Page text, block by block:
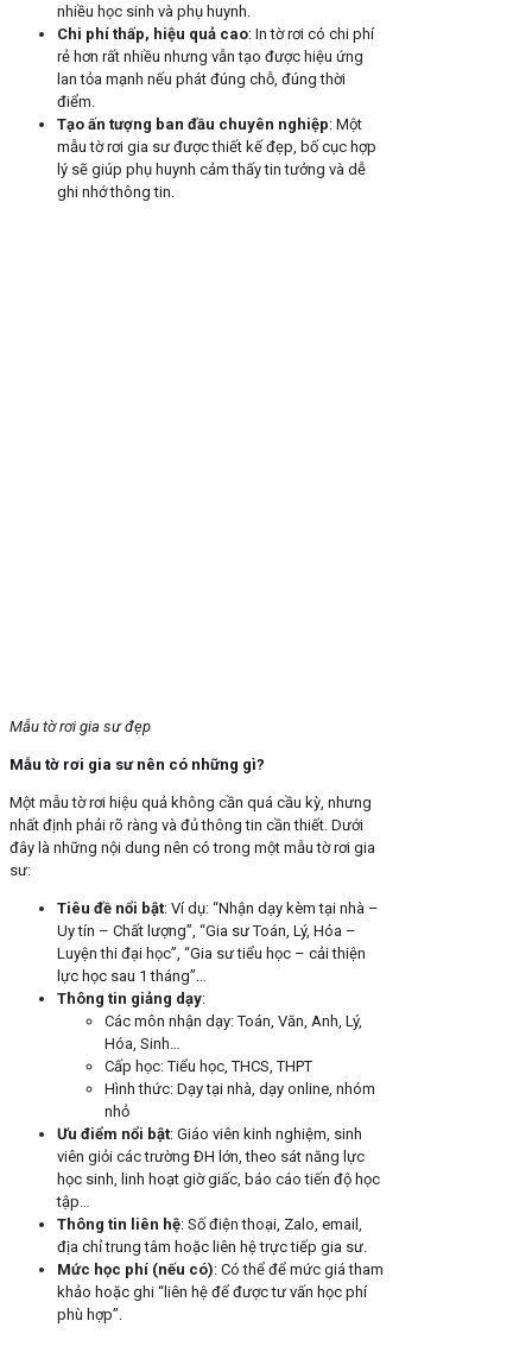
nhiều học sinh và phụ huynh.
Chi phí thấp, hiệu quả cao: In tờ rơi có chi phí
rẻ hơn rất nhiều nhưng vẫn tạo được hiệu ứng
lan tỏa mạnh nếu phát đúng chỗ, đúng thời
điểm.
Tạo ấn tượng ban đầu chuyên nghiệp: Một
mẫu tờ rơi gia sư được thiết kế đẹp, bố cục hợp
lý sẽ giúp phụ huynh cảm thấy tin tưởng và dễ
ghi nhớ thông tin.
Mẫu tờ rơi gia sư đẹp
Mẫu tờ rơi gia sư nên có những gì?
Một mẫu tờ rơi hiệu quả không cần quá cầu kỳ, nhưng
nhất định phải rõ ràng và đủ thông tin cần thiết. Dưới
đây là những nội dung nên có trong một mẫu tờ rơi gia
sư:
Tiêu đề nổi bật: Ví dụ: “Nhận dạy kèm tại nhà –
Uy tín – Chất lượng”, “Gia sư Toán, Lý, Hóa –
Luyện thi đại học”, “Gia sư tiểu học – cải thiện
lực học sau 1 tháng”…
Thông tin giảng dạy:
Các môn nhận dạy: Toán, Văn, Anh, Lý,
Hóa, Sinh…
Cấp học: Tiểu học, THCS, THPT
Hình thức: Dạy tại nhà, dạy online, nhóm
nhỏ
Ưu điểm nổi bật: Giáo viên kinh nghiệm, sinh
viên giỏi các trường ĐH lớn, theo sát năng lực
học sinh, linh hoạt giờ giấc, báo cáo tiến độ học
tập…
Thông tin liên hệ: Số điện thoại, Zalo, email,
địa chỉ trung tâm hoặc liên hệ trực tiếp gia sư.
Mức học phí (nếu có): Có thể để mức giá tham
khảo hoặc ghi “liên hệ để được tư vấn học phí
phù hợp”.